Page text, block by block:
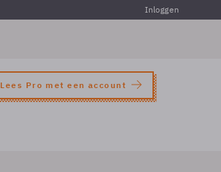
Inloggen
Lees Pro met een account